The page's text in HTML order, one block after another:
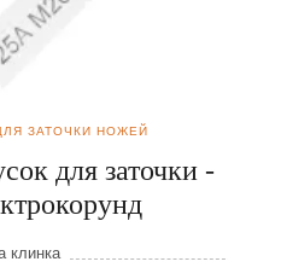
ЗАТОЧКИ НОЖЕЙ
для заточки -
клинка